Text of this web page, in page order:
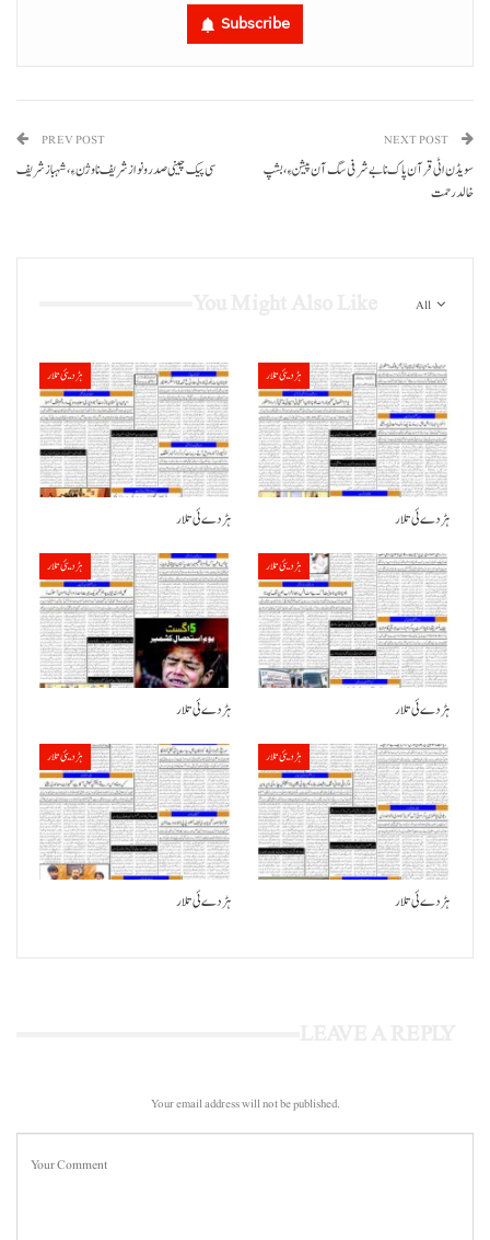
Subscribe
PREV POST
سی پیک چینی صدر و نواز شریف نا وژن ءِ، شہباز شریف
NEXT POST
سویڈن اٹی قرآن پاک نا بے شرفی سگ آن پیشن ءِ، بشپ
خالد رحمت
All
ہڑدیئی تلار
ہڑدے ئی تلار
ہڑدیئی تلار
ہڑدے ئی تلار
ہڑدیئی تلار
ہڑدے ئی تلار
ہڑدیئی تلار
ہڑدے ئی تلار
ہڑدیئی تلار
ہڑدے ئی تلار
ہڑدیئی تلار
ہڑدے ئی تلار
Your email address will not be published.